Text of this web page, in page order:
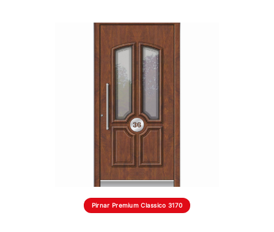
Pirnar Premium Classico 3170